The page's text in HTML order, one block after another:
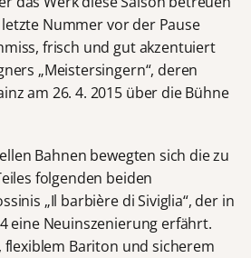
Nummer vor der Pause
frisch und gut akzentuiert
„Meistersingern“, deren
am 26. 4. 2015 über die Bühne
Bahnen bewegten sich die zu
folgenden beiden
„Il barbière di Siviglia“, der in
eine Neuinszenierung erfährt.
Bariton und sicherem